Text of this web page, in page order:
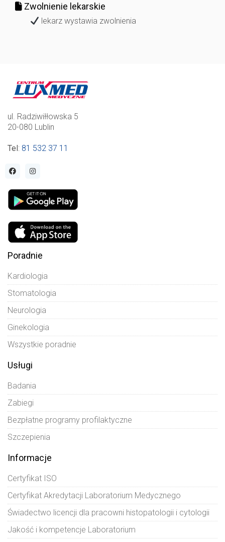
Zwolnienie lekarskie
lekarz wystawia zwolnienia
ul. Radziwiłłowska 5
20-080 Lublin
Tel : 81 532 37 11
Poradnie
Kardiologia
Stomatologia
Neurologia
Ginekologia
Wszystkie poradnie
Usługi
Badania
Zabiegi
Bezpłatne programy profilaktyczne
Szczepienia
Informacje
Certyfikat ISO
Certyfikat Akredytacji Laboratorium Medycznego
Świadectwo licencji dla pracowni histopatologii i cytologii
Jakość i kompetencje Laboratorium